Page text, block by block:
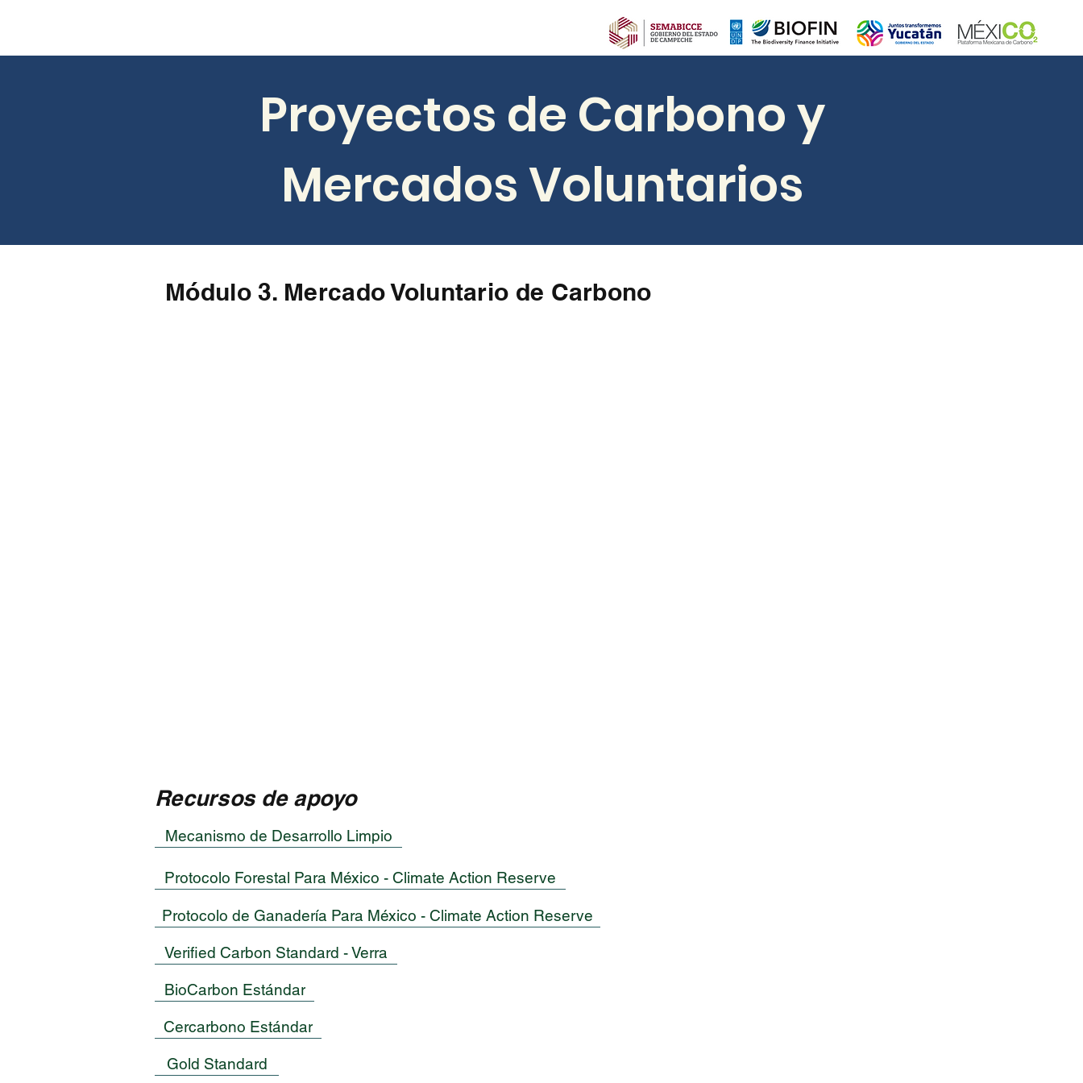
Proyectos de Carbono y
Mercados Voluntarios
​Módulo 3. Mercado Voluntario de Carbono
Recursos de apoyo
Mecanismo de Desarrollo Limpio
Protocolo Forestal Para México - Climate Action Reserve
Protocolo de Ganadería Para México - Climate Action Reserve
Verified Carbon Standard - Verra
BioCarbon Estándar
Cercarbono Estándar
Gold Standard